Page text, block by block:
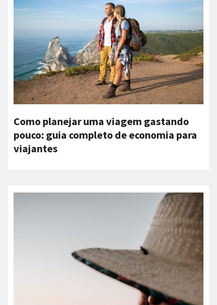
Como planejar uma viagem gastando
pouco: guia completo de economia para
viajantes